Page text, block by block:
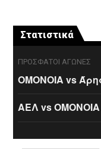
Στατιστικά
ΠΡΟΣΦΑΤΟΙ ΑΓΩΝΕΣ
ΟΜΟΝΟΙΑ vs
ΑΕΛ vs ΟΜΟΝΟΙΑ